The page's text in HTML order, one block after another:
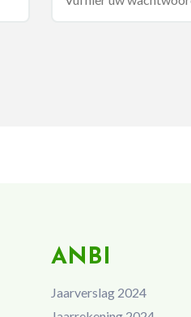
ANBI
Jaarverslag 2024